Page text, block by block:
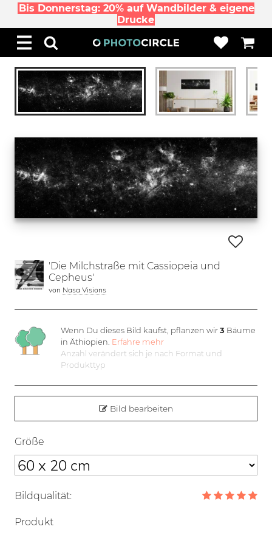
Bis Donnerstag: 20% auf Wandbilder & eigene
Drucke
'Die Milchstraße mit Cassiopeia und
Cepheus'
von Nasa Visions
Wenn Du dieses Bild kaufst, pflanzen wir3 Bäume
in Äthiopien. Erfahre mehr
Anzahl verändert sich je nach Format und
Produkttyp
Bild bearbeiten
Größe
Bildqualität:
Produkt